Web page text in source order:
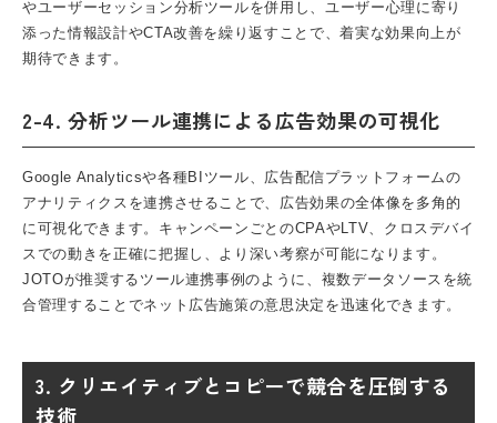
やユーザーセッション分析ツールを併用し、ユーザー心理に寄り
添った情報設計やCTA改善を繰り返すことで、着実な効果向上が
期待できます。
2-4. 分析ツール連携による広告効果の可視化
Google Analyticsや各種BIツール、広告配信プラットフォームの
アナリティクスを連携させることで、広告効果の全体像を多角的
に可視化できます。キャンペーンごとのCPAやLTV、クロスデバイ
スでの動きを正確に把握し、より深い考察が可能になります。
JOTOが推奨するツール連携事例のように、複数データソースを統
合管理することでネット広告施策の意思決定を迅速化できます。
3. クリエイティブとコピーで競合を圧倒する
技術